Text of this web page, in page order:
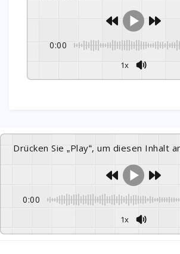
0:00
1x
Drücken Sie „Play“, um diesen Inhalt
0:00
1x